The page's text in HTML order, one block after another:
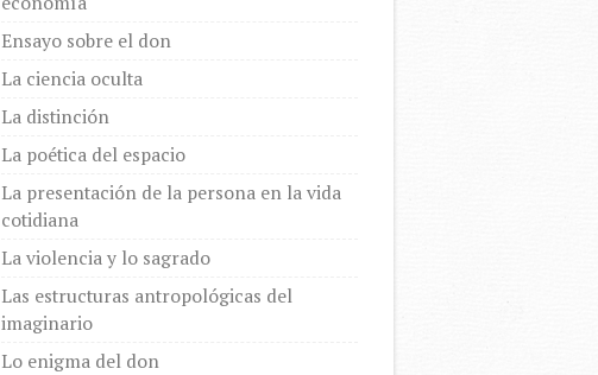
Ensayo sobre el don
La ciencia oculta
La distinción
La poética del espacio
La presentación de la persona en la vida
cotidiana
La violencia y lo sagrado
Las estructuras antropológicas del
imaginario
Lo enigma del don